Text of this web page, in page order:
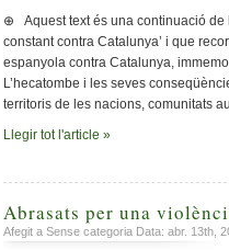
⊕ Aquest text és una continuació de
constant contra Catalunya’ i que
espanyola contra Catalunya,
L’hecatombe i les seves
territoris de les nacions, comunitats
Llegir tot l'article »
Abrasats per una
Afegit a Sense categoria Data: abr. 13th,